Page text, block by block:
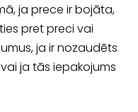
ja prece ir bojāta,
pret preci vai
ja ir nozaudēts
ja tās iepakojums